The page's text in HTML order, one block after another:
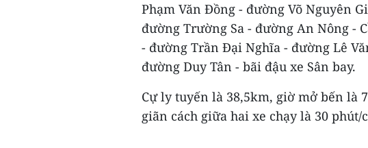
Phạm Văn Đồng - đường Võ Nguyên
đường Trường Sa - đường An Nông -
- đường Trần Đại Nghĩa - đường Lê
đường Duy Tân - bãi đậu xe Sân bay.
Cự ly tuyến là 38,5km, giờ mở bến là
giãn cách giữa hai xe chạy là 30 phút/